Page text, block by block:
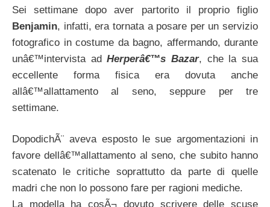
Sei settimane dopo aver partorito il proprio figlio
Benjamin, infatti, era tornata a posare per un servizio
fotografico in costume da bagno, affermando, durante
unâ€™intervista adHerperâ€™s Bazar, che la sua
eccellente forma fisica era dovuta anche
allâ€™allattamento al seno, seppure per tre
settimane.
DopodichÃ¨ aveva esposto le sue argomentazioni in
favore dellâ€™allattamento al seno, che subito hanno
scatenato le critiche soprattutto da parte di quelle
madri che non lo possono fare per ragioni mediche.
La modella ha cosÃ¬ dovuto scrivere delle scuse